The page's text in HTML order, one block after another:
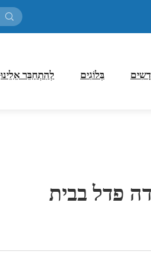
בְּלוֹגִים לְהִתְחַבֵּר אֵלֵינוּ
פדל בבית